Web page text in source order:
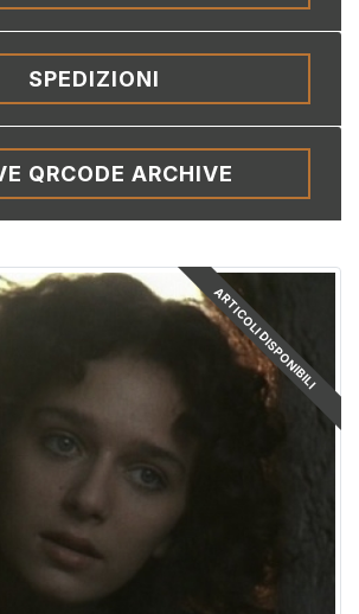
ARTICOLI DISPONIBILI
SPEDIZIONI
QRCODE ARCHIVE